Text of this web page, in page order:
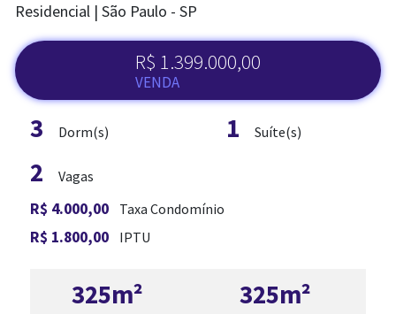
Residencial | São Paulo - SP
R$ 1.399.000,00
VENDA
3 Dorm(s) 1 Suíte(s)
2 Vagas
R$ 4.000,00 Taxa Condomínio
R$ 1.800,00 IPTU
325m² 325m²